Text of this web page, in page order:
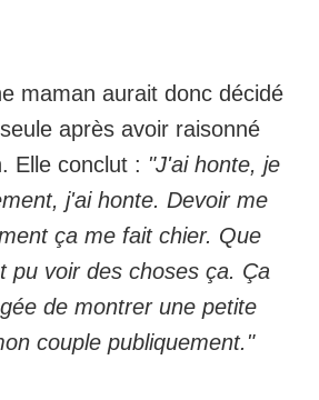
maman aurait donc décidé
après avoir raisonné
Elle conclut : "J'ai honte, je
j'ai honte. Devoir me
ça me fait chier. Que
pu voir des choses ça. Ça
de montrer une petite
couple publiquement."